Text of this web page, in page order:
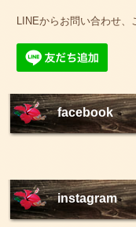
LINEからお問い合わせ
facebook
instagram